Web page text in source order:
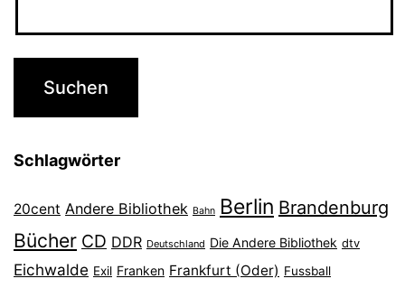
Schlagwörter
20cent Andere Bibliothek Bahn Berlin Brandenburg
Bücher CD DDR Deutschland Die Andere Bibliothek dtv
Eichwalde Exil Franken Frankfurt (Oder) Fussball